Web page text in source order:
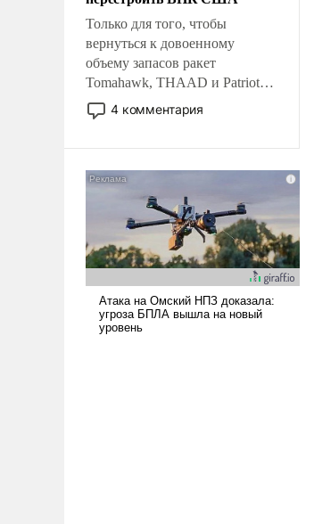
Только для того, чтобы
вернуться к довоенному
объему запасов ракет
Tomahawk, THAAD и Patriot
США потребуется более трех
лет. Даже небольшая война с
Сложившаяся ситуация
означает многолетний период
уязвимости США, например,
перед Китаем.
4 комментария